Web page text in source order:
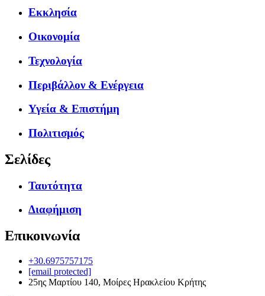
Εκκλησία
Οικονομία
Τεχνολογία
Περιβάλλον & Ενέργεια
Υγεία & Επιστήμη
Πολιτισμός
Σελίδες
Ταυτότητα
Διαφήμιση
Επικοινωνία
+30.6975757175
[email protected]
25ης Μαρτίου 140, Μοίρες Ηρακλείου Κρήτης